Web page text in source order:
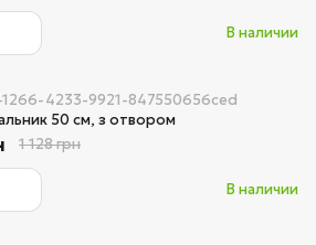
В наличии
1266-4233-9921-847550656ced
50 см, з отвором
В наличии
1 128 грн